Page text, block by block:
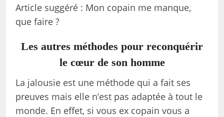
Article suggéré : Mon copain me manque,
que faire ?
Les autres méthodes pour reconquérir
le cœur de son homme
La jalousie est une méthode qui a fait ses
preuves mais elle n’est pas adaptée à tout le
monde. En effet, si vous ex copain vous a